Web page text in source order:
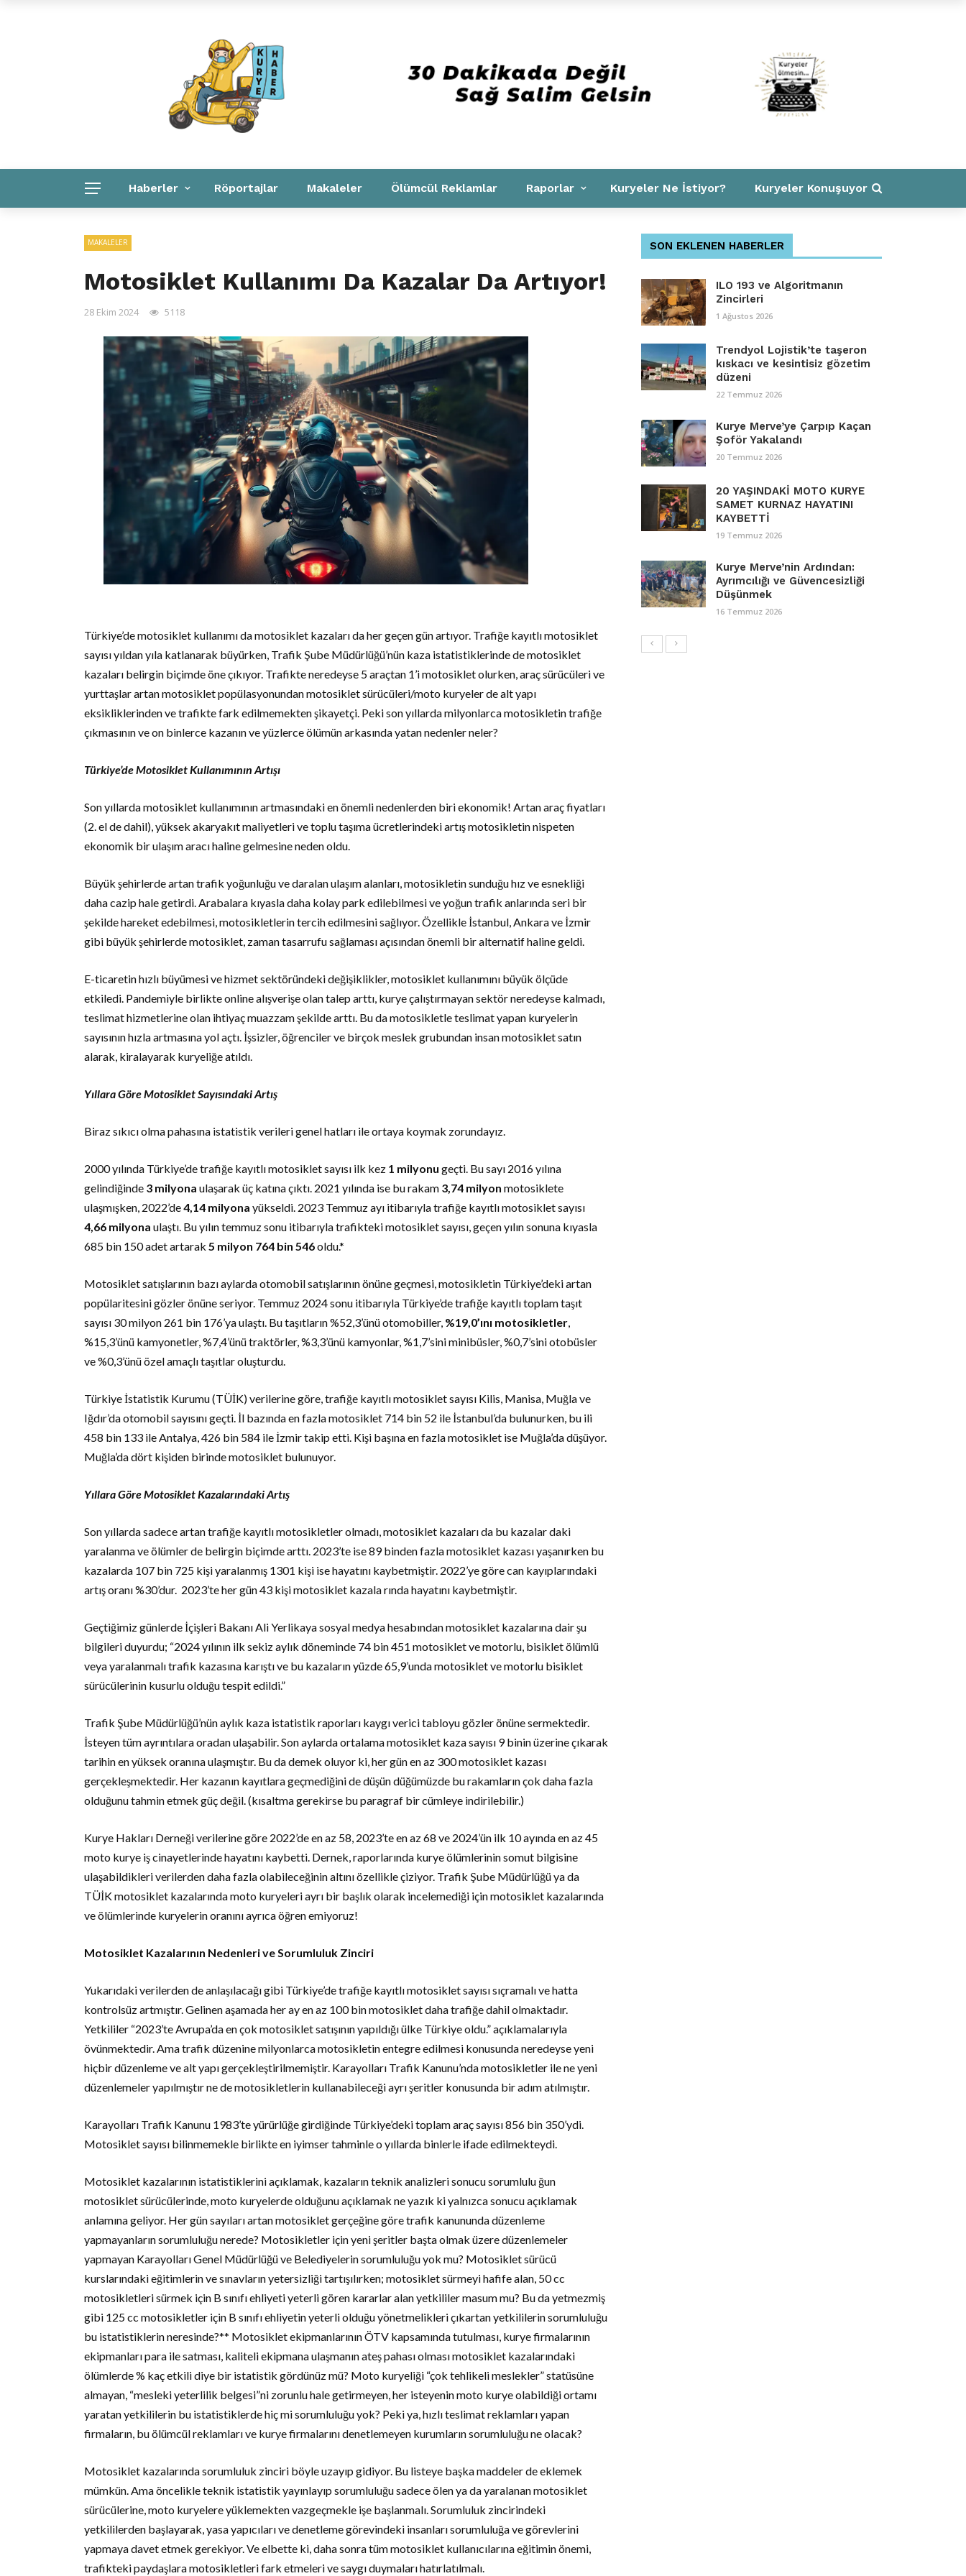
Haberler Röportajlar Makaleler Ölümcül Reklamlar Raporlar Kuryeler Ne İstiyor? Kuryeler Konuşuyor
MAKALELER
Motosiklet Kullanımı Da Kazalar Da Artıyor!
28 Ekim 2024 5118
Türkiye’de motosiklet kullanımı da motosiklet kazaları da her geçen gün artıyor. Trafiğe kayıtlı motosiklet
sayısı yıldan yıla katlanarak büyürken, Trafik Şube Müdürlüğü’nün kaza istatistiklerinde de motosiklet
kazaları belirgin biçimde öne çıkıyor. Trafikte neredeyse 5 araçtan 1’i motosiklet olurken, araç sürücüleri ve
yurttaşlar artan motosiklet popülasyonundan motosiklet sürücüleri/moto kuryeler de alt yapı
eksikliklerinden ve trafikte fark edilmemekten şikayetçi. Peki son yıllarda milyonlarca motosikletin trafiğe
çıkmasının ve on binlerce kazanın ve yüzlerce ölümün arkasında yatan nedenler neler?
Türkiye’de Motosiklet Kullanımının Artışı
Son yıllarda motosiklet kullanımının artmasındaki en önemli nedenlerden biri ekonomik! Artan araç fiyatları
(2. el de dahil), yüksek akaryakıt maliyetleri ve toplu taşıma ücretlerindeki artış motosikletin nispeten
ekonomik bir ulaşım aracı haline gelmesine neden oldu.
Büyük şehirlerde artan trafik yoğunluğu ve daralan ulaşım alanları, motosikletin sunduğu hız ve esnekliği
daha cazip hale getirdi. Arabalara kıyasla daha kolay park edilebilmesi ve yoğun trafik anlarında seri bir
şekilde hareket edebilmesi, motosikletlerin tercih edilmesini sağlıyor. Özellikle İstanbul, Ankara ve İzmir
gibi büyük şehirlerde motosiklet, zaman tasarrufu sağlaması açısından önemli bir alternatif haline geldi.
E-ticaretin hızlı büyümesi ve hizmet sektöründeki değişiklikler, motosiklet kullanımını büyük ölçüde
etkiledi. Pandemiyle birlikte online alışverişe olan talep arttı, kurye çalıştırmayan sektör neredeyse kalmadı,
teslimat hizmetlerine olan ihtiyaç muazzam şekilde arttı. Bu da motosikletle teslimat yapan kuryelerin
sayısının hızla artmasına yol açtı. İşsizler, öğrenciler ve birçok meslek grubundan insan motosiklet satın
alarak, kiralayarak kuryeliğe atıldı.
Yıllara Göre Motosiklet Sayısındaki Artış
Biraz sıkıcı olma pahasına istatistik verileri genel hatları ile ortaya koymak zorundayız.
2000 yılında Türkiye’de trafiğe kayıtlı motosiklet sayısı ilk kez 1 milyonu geçti. Bu sayı 2016 yılına
gelindiğinde 3 milyona ulaşarak üç katına çıktı. 2021 yılında ise bu rakam 3,74 milyon motosiklete
ulaşmışken, 2022’de4,14 milyona yükseldi. 2023 Temmuz ayı itibarıyla trafiğe kayıtlı motosiklet sayısı
4,66 milyona ulaştı. Bu yılın temmuz sonu itibarıyla trafikteki motosiklet sayısı, geçen yılın sonuna kıyasla
685 bin 150 adet artarak 5 milyon 764 bin 546oldu.*
Motosiklet satışlarının bazı aylarda otomobil satışlarının önüne geçmesi, motosikletin Türkiye’deki artan
popülaritesini gözler önüne seriyor. Temmuz 2024 sonu itibarıyla Türkiye’de trafiğe kayıtlı toplam taşıt
sayısı 30 milyon 261 bin 176’ya ulaştı. Bu taşıtların %52,3’ünü otomobiller, %19,0’ını motosikletler,
%15,3’ünü kamyonetler, %7,4’ünü traktörler, %3,3’ünü kamyonlar, %1,7’sini minibüsler, %0,7’sini otobüsler
ve %0,3’ünü özel amaçlı taşıtlar oluşturdu.
Türkiye İstatistik Kurumu (TÜİK) verilerine göre, trafiğe kayıtlı motosiklet sayısı Kilis, Manisa, Muğla ve
Iğdır’da otomobil sayısını geçti. İl bazında en fazla motosiklet 714 bin 52 ile İstanbul’da bulunurken, bu ili
458 bin 133 ile Antalya, 426 bin 584 ile İzmir takip etti. Kişi başına en fazla motosiklet ise Muğla’da düşüyor.
Muğla’da dört kişiden birinde motosiklet bulunuyor.
Yıllara Göre Motosiklet Kazalarındaki Artış
Son yıllarda sadece artan trafiğe kayıtlı motosikletler olmadı, motosiklet kazaları da bu kazalar daki
yaralanma ve ölümler de belirgin biçimde arttı. 2023’te ise 89 binden fazla motosiklet kazası yaşanırken bu
kazalarda 107 bin 725 kişi yaralanmış 1301 kişi ise hayatını kaybetmiştir. 2022’ye göre can kayıplarındaki
artış oranı %30’dur. 2023’te her gün 43 kişi motosiklet kazala rında hayatını kaybetmiştir.
Geçtiğimiz günlerde İçişleri Bakanı Ali Yerlikaya sosyal medya hesabından motosiklet kazalarına dair şu
bilgileri duyurdu; “2024 yılının ilk sekiz aylık döneminde 74 bin 451 motosiklet ve motorlu, bisiklet ölümlü
veya yaralanmalı trafik kazasına karıştı ve bu kazaların yüzde 65,9’unda motosiklet ve motorlu bisiklet
sürücülerinin kusurlu olduğu tespit edildi.”
Trafik Şube Müdürlüğü’nün aylık kaza istatistik raporları kaygı verici tabloyu gözler önüne sermektedir.
İsteyen tüm ayrıntılara oradan ulaşabilir. Son aylarda ortalama motosiklet kaza sayısı 9 binin üzerine çıkarak
tarihin en yüksek oranına ulaşmıştır. Bu da demek oluyor ki, her gün en az 300 motosiklet kazası
gerçekleşmektedir. Her kazanın kayıtlara geçmediğini de düşün düğümüzde bu rakamların çok daha fazla
olduğunu tahmin etmek güç değil. (kısaltma gerekirse bu paragraf bir cümleye indirilebilir.)
Kurye Hakları Derneği verilerine göre 2022’de en az 58, 2023’te en az 68 ve 2024’ün ilk 10 ayında en az 45
moto kurye iş cinayetlerinde hayatını kaybetti. Dernek, raporlarında kurye ölümlerinin somut bilgisine
ulaşabildikleri verilerden daha fazla olabileceğinin altını özellikle çiziyor. Trafik Şube Müdürlüğü ya da
TÜİK motosiklet kazalarında moto kuryeleri ayrı bir başlık olarak incelemediği için motosiklet kazalarında
ve ölümlerinde kuryelerin oranını ayrıca öğren emiyoruz!
Motosiklet Kazalarının Nedenleri ve Sorumluluk Zinciri
Yukarıdaki verilerden de anlaşılacağı gibi Türkiye’de trafiğe kayıtlı motosiklet sayısı sıçramalı ve hatta
kontrolsüz artmıştır. Gelinen aşamada her ay en az 100 bin motosiklet daha trafiğe dahil olmaktadır.
Yetkililer “2023’te Avrupa’da en çok motosiklet satışının yapıldığı ülke Türkiye oldu.” açıklamalarıyla
övünmektedir. Ama trafik düzenine milyonlarca motosikletin entegre edilmesi konusunda neredeyse yeni
hiçbir düzenleme ve alt yapı gerçekleştirilmemiştir. Karayolları Trafik Kanunu’nda motosikletler ile ne yeni
düzenlemeler yapılmıştır ne de motosikletlerin kullanabileceği ayrı şeritler konusunda bir adım atılmıştır.
Karayolları Trafik Kanunu 1983’te yürürlüğe girdiğinde Türkiye’deki toplam araç sayısı 856 bin 350’ydi.
Motosiklet sayısı bilinmemekle birlikte en iyimser tahminle o yıllarda binlerle ifade edilmekteydi.
Motosiklet kazalarının istatistiklerini açıklamak, kazaların teknik analizleri sonucu sorumlulu ğun
motosiklet sürücülerinde, moto kuryelerde olduğunu açıklamak ne yazık ki yalnızca sonucu açıklamak
anlamına geliyor. Her gün sayıları artan motosiklet gerçeğine göre trafik kanununda düzenleme
yapmayanların sorumluluğu nerede? Motosikletler için yeni şeritler başta olmak üzere düzenlemeler
yapmayan Karayolları Genel Müdürlüğü ve Belediyelerin sorumluluğu yok mu? Motosiklet sürücü
kurslarındaki eğitimlerin ve sınavların yetersizliği tartışılırken; motosiklet sürmeyi hafife alan, 50 cc
motosikletleri sürmek için B sınıfı ehliyeti yeterli gören kararlar alan yetkililer masum mu? Bu da yetmezmiş
gibi 125 cc motosikletler için B sınıfı ehliyetin yeterli olduğu yönetmelikleri çıkartan yetkililerin sorumluluğu
bu istatistiklerin neresinde?** Motosiklet ekipmanlarının ÖTV kapsamında tutulması, kurye firmalarının
ekipmanları para ile satması, kaliteli ekipmana ulaşmanın ateş pahası olması motosiklet kazalarındaki
ölümlerde % kaç etkili diye bir istatistik gördünüz mü? Moto kuryeliği “çok tehlikeli meslekler” statüsüne
almayan, “mesleki yeterlilik belgesi”ni zorunlu hale getirmeyen, her isteyenin moto kurye olabildiği ortamı
yaratan yetkililerin bu istatistiklerde hiç mi sorumluluğu yok? Peki ya, hızlı teslimat reklamları yapan
firmaların, bu ölümcül reklamları ve kurye firmalarını denetlemeyen kurumların sorumluluğu ne olacak?
Motosiklet kazalarında sorumluluk zinciri böyle uzayıp gidiyor. Bu listeye başka maddeler de eklemek
mümkün. Ama öncelikle teknik istatistik yayınlayıp sorumluluğu sadece ölen ya da yaralanan motosiklet
sürücülerine, moto kuryelere yüklemekten vazgeçmekle işe başlanmalı. Sorumluluk zincirindeki
yetkililerden başlayarak, yasa yapıcıları ve denetleme görevindeki insanları sorumluluğa ve görevlerini
yapmaya davet etmek gerekiyor. Ve elbette ki, daha sonra tüm motosiklet kullanıcılarına eğitimin önemi,
trafikteki paydaşlara motosikletleri fark etmeleri ve saygı duymaları hatırlatılmalı.
SON EKLENEN HABERLER
ILO 193 ve Algoritmanın
Zincirleri
1 Ağustos 2026
Trendyol Lojistik’te taşeron
kıskacı ve kesintisiz gözetim
düzeni
22 Temmuz 2026
Kurye Merve’ye Çarpıp Kaçan
Şoför Yakalandı
20 Temmuz 2026
20 YAŞINDAKİ MOTO KURYE
SAMET KURNAZ HAYATINI
KAYBETTİ
19 Temmuz 2026
Kurye Merve’nin Ardından:
Ayrımcılığı ve Güvencesizliği
Düşünmek
16 Temmuz 2026